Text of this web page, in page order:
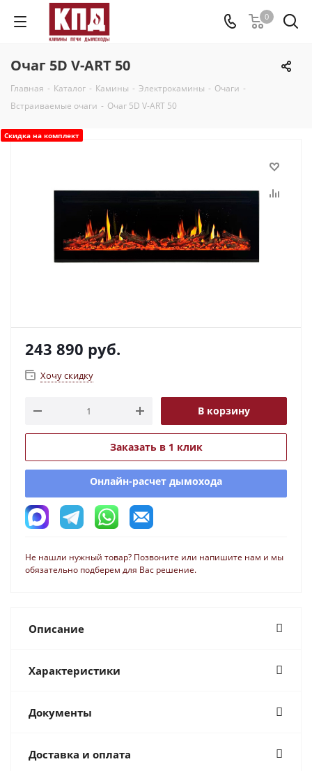
0
Очаг 5D V-ART 50
Главная - Каталог - Камины - Электрокамины - Очаги -
Встраиваемые очаги - Очаг 5D V-ART 50
Скидка на комплект
243 890 руб.
Хочу скидку
В корзину
Заказать в 1 клик
Онлайн-расчет дымохода
Не нашли нужный товар? Позвоните или напишите нам и мы
обязательно подберем для Вас решение.
Описание
Характеристики
Документы
Доставка и оплата